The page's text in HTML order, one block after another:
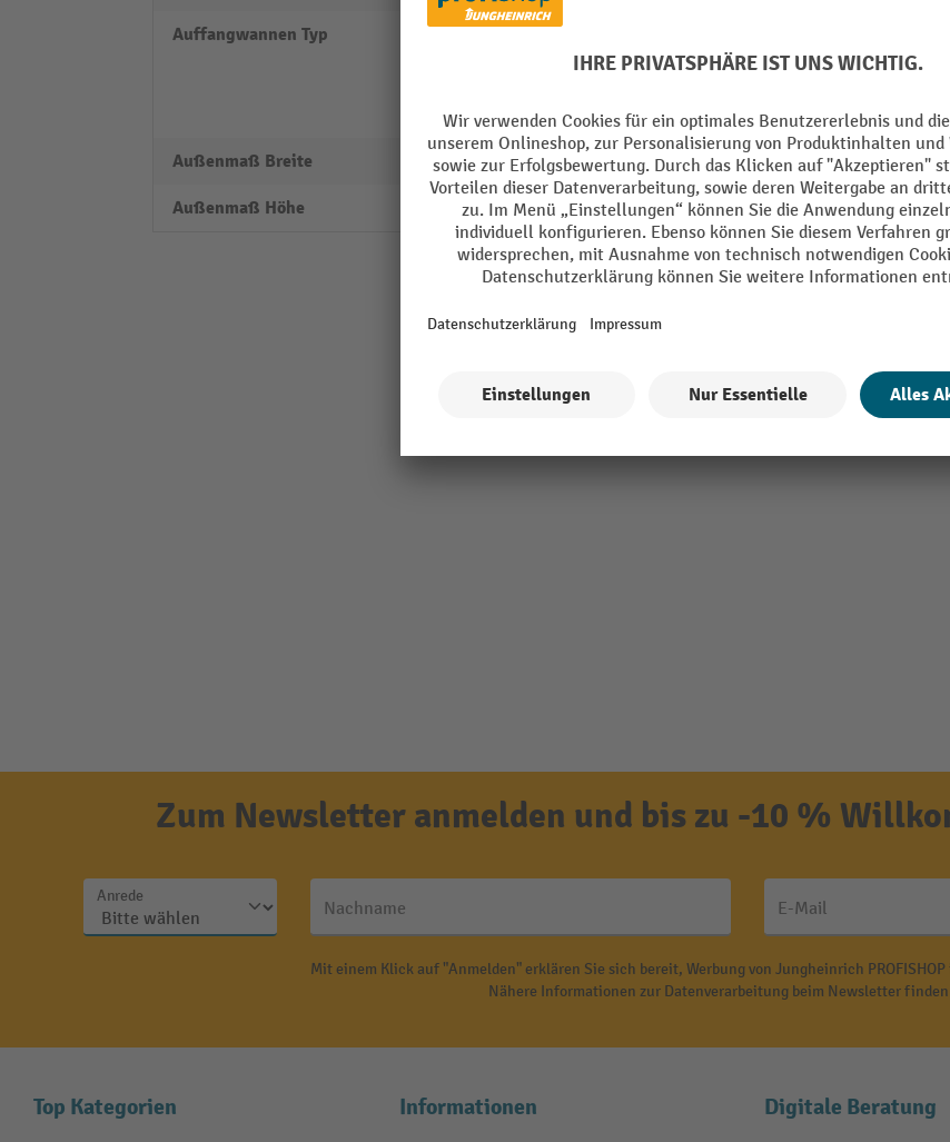
Auffangwannen Typ
Auffangwannen für 60-/200-Liter-
Auffangwannen für Kleingebinde
Außenmaß Breite 7900 mm
Außenmaß Höhe 102 mm
Segment
Alle technische Details anzeigen
Zum Newsletter anmelden und bis zu -10 %
Anrede
Nachname E-Mail
Mit einem Klick auf "Anmelden" erklären Sie sich bereit, Werbung von Jungheinrich
Nähere Informationen zur Datenverarbeitung beim Newsletter finden
Top Kategorien Informationen Digitale Beratung